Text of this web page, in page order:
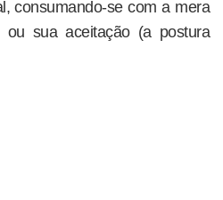
consumando-se com a mera
sua aceitação (a postura